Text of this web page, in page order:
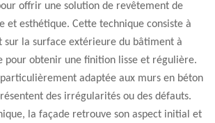
offrir une solution de revêtement de
et esthétique. Cette technique consiste à
sur la surface extérieure du bâtiment à
pour obtenir une finition lisse et régulière.
adaptée aux murs en béton
des irrégularités ou des défauts.
la façade retrouve son aspect initial et